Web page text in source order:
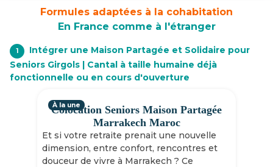
Formules adaptées à la cohabitation
En France comme à l'étranger
1
Intégrer une Maison Partagée et Solidaire pour
Seniors Girgols | Cantal à taille humaine déjà
fonctionnelle ou en cours d'ouverture
Colocation Seniors Maison Partagée
Marrakech Maroc
Et si votre retraite prenait une nouvelle
dimension, entre confort, rencontres et
douceur de vivre à Marrakech ? Ce
À la une